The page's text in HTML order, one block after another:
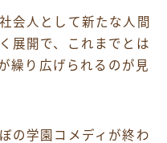
会人として新たな人間
展開で、これまでとは
繰り広げられるのが見
の学園コメディが終わ